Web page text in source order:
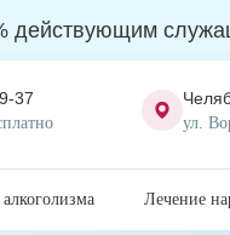
действующим
37
ул.
Лечение